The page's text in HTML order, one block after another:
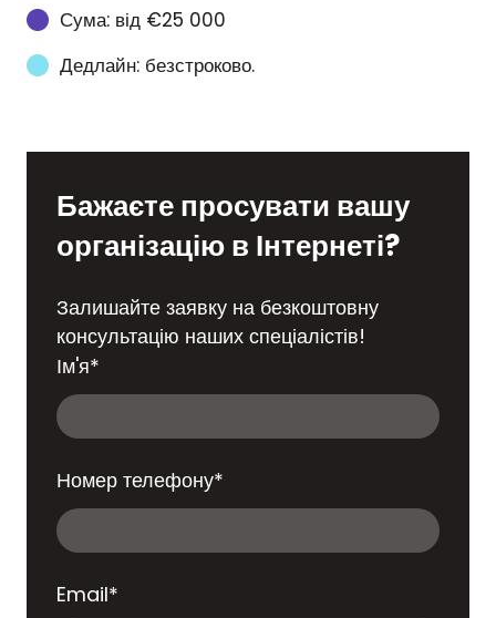
Сума: від €25 000
Дедлайн: безстроково.
Бажаєте просувати вашу
організацію в Інтернеті?
Залишайте заявку на безкоштовну
консультацію наших спеціалістів!
Ім'я*
Номер телефону*
Email*